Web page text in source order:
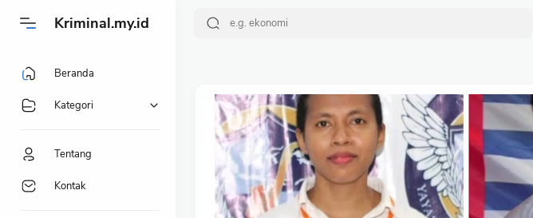
Kriminal.my.id
Beranda
Kategori
Tentang
Kontak